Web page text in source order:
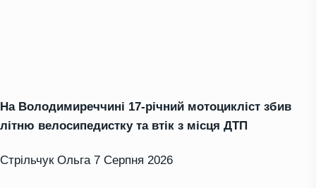
На Володимиреччині 17-річний мотоцикліст збив
літню велосипедистку та втік з місця ДТП
Стрільчук Ольга 7 Серпня 2026